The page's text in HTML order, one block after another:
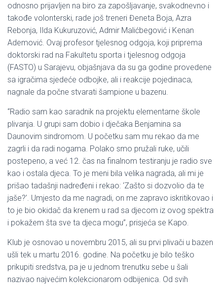
odnosno prijavljen na biro za zapošljavanje, svakodnevno i
takođe volonterski, rade još treneri Đeneta Boja, Azra
Rebonja, Ilda Kukuruzović, Admir Malićbegović i Kenan
Ademović. Ovaj profesor tjelesnog odgoja, koji priprema
doktorski rad na Fakultetu sporta i tjelesnog odgoja
(FASTO) u Sarajevu, objašnjava da su ga godine provedene
sa igračima sjedeće odbojke, ali i reakcije pojedinaca,
nagnale da počne stvarati šampione u bazenu.
“Radio sam kao saradnik na projektu elementarne škole
plivanja. U grupi sam dobio i dječaka Benjamina sa
Daunovim sindromom. U početku sam mu rekao da me
zagrli i da radi nogama. Polako smo pružali ruke, učili
postepeno, a već 12. čas na finalnom testiranju je radio sve
kao i ostala djeca. To je meni bila velika nagrada, ali mi je
prišao tadašnji nadređeni i rekao: ‘Zašto si dozvolio da te
jaše?’. Umjesto da me nagradi, on me zapravo iskritikovao i
to je bio okidač da krenem u rad sa djecom iz ovog spektra
i pokažem šta sve ta djeca mogu”, prisjeća se Kapo.
Klub je osnovao u novembru 2015, ali su prvi plivači u bazen
ušli tek u martu 2016. godine. Na početku je bilo teško
prikupiti sredstva, pa je u jednom trenutku sebe u šali
nazivao najvećim kolekcionarom odbijenica. Od svih